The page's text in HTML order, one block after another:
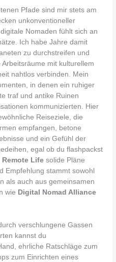
Pfade sind mir stets am
unkonventioneller
Nomaden fühlt sich an
Ich habe Jahre damit
zu durchstreifen und
mit kulturellem
nahtlos verbinden. Mein
in denen ein ruhiger
traf und antike Ruinen
kommunizierten. Hier
Reiseziele, die
empfangen, betone
und ein Gefühl der
egal ob du flashpackst
Remote Life solide Pläne
Empfehlung stammt sowohl
als auch aus gemeinsamen
wie Digital Nomad Alliance
verschlungene Gassen
kannst du
ehrliche Ratschläge zum
zum Einrichten eines